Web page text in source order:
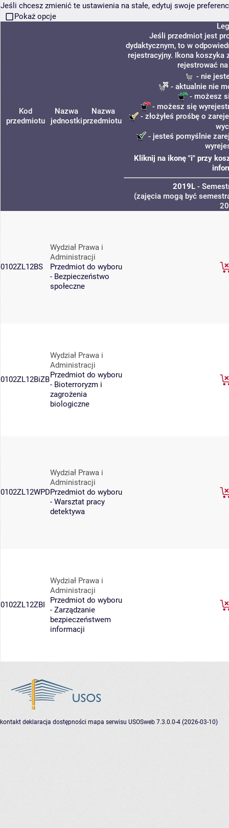
Jeśli chcesz zmienić te ustawienia na stałe, edytuj swoje
Pokaż opcje
Kod
przedmiotu
Nazwa
jednostki
Nazwa
przedmiotu
Jeśli przedmiot jest
dydaktycznym, to w
rejestracyjny. Ikona
rejestrować
- nie
- aktualnie nie
- możesz
- możesz się
- złożyłeś prośbę o
- jesteś pomyślnie
Kliknij na ikonę "i" przy
2019L -
(zajęcia mogą być
0102ZL12BS
Wydział Prawa i
Administracji
Przedmiot do wyboru
- Bezpieczeństwo
społeczne
0102ZL12BiZB
Wydział Prawa i
Administracji
Przedmiot do wyboru
- Bioterroryzm i
zagrożenia
biologiczne
0102ZL12WPD
Wydział Prawa i
Administracji
Przedmiot do wyboru
- Warsztat pracy
detektywa
0102ZL12ZBI
Wydział Prawa i
Administracji
Przedmiot do wyboru
- Zarządzanie
bezpieczeństwem
informacji
kontakt deklaracja dostępności mapa serwisu USOSweb 7.3.0.0-4 (2026-03-10)